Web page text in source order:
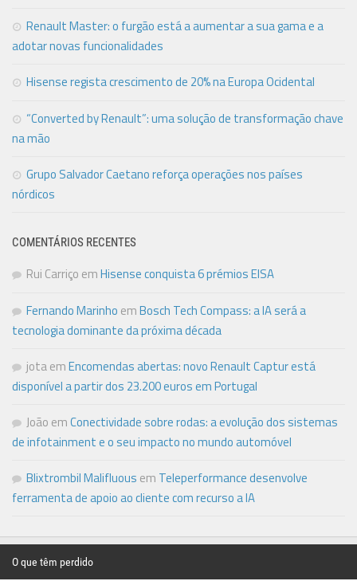
Renault Master: o furgão está a aumentar a sua gama e a
adotar novas funcionalidades
Hisense regista crescimento de 20% na Europa Ocidental
“Converted by Renault”: uma solução de transformação chave
na mão
Grupo Salvador Caetano reforça operações nos países
nórdicos
COMENTÁRIOS RECENTES
Rui Carriço emHisense conquista 6 prémios EISA
Fernando Marinho emBosch Tech Compass: a IA será a
tecnologia dominante da próxima década
jotaemEncomendas abertas: novo Renault Captur está
disponível a partir dos 23.200 euros em Portugal
João emConectividade sobre rodas: a evolução dos sistemas
de infotainment e o seu impacto no mundo automóvel
Blixtrombil Malifluous em Teleperformance desenvolve
ferramenta de apoio ao cliente com recurso a IA
O que têm perdido